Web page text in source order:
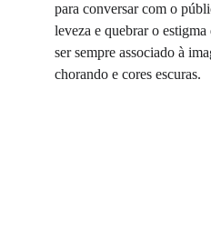
para conversar com o
leveza e quebrar o
ser sempre associado à
chorando e cores escuras.